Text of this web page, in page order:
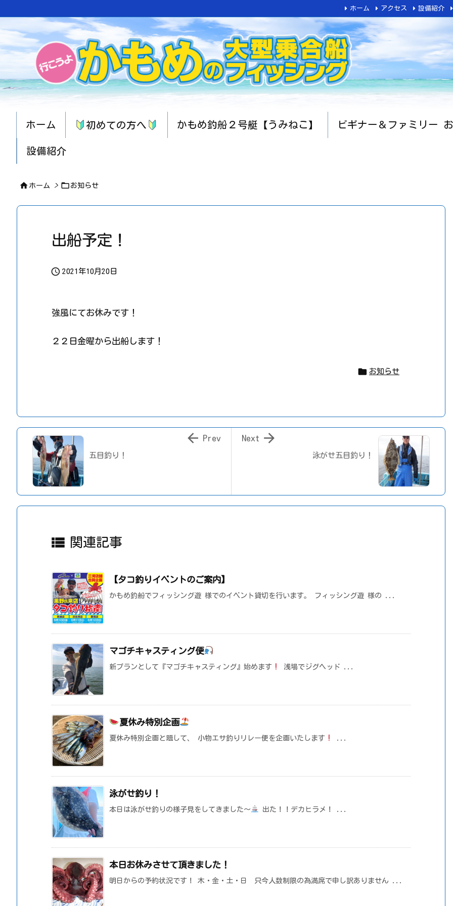
ホーム 初めての方へ かもめ釣船２号艇【うみねこ】 ビギナー＆ファミリー
設備紹介
ホーム アクセス 設備紹介
 ホーム >  お知らせ
出船予定！
 2021年10月20日
強風にてお休みです！
２２日金曜から出船します！
 お知らせ
泳がせ五目釣り！

Next
五目釣り！
 Prev
 関連記事
【タコ釣りイベントのご案内】
かもめ釣船でフィッシング遊 様でのイベント貸切を行います。 フィッシング遊 様の ...
マゴチキャスティング便
新プランとして『マゴチキャスティング』始めます 浅場でジグヘッド ...
夏休み特別企画
夏休み特別企画と題して、 小物エサ釣りリレー便を企画いたします
泳がせ釣り！
本日は泳がせ釣りの様子見をしてきました～ 出た！！デカヒラメ！ ...
本日お休みさせて頂きました！
明日からの予約状況です！ 木・金・土・日 只今人数制限の為満席で申し訳ありません ...